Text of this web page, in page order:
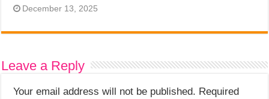
December 13, 2025
Leave a Reply
Your email address will not be published. Required